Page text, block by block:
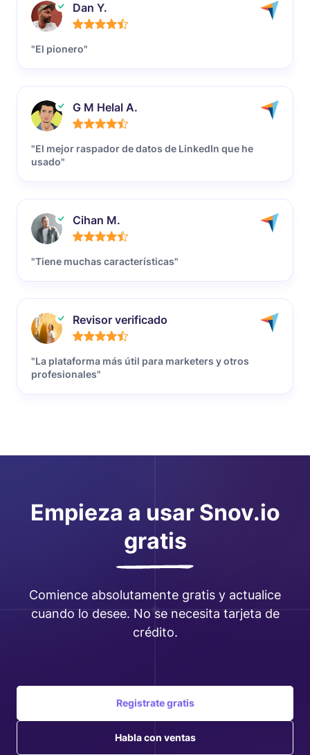
Dan Y.
"El pionero"
G M Helal A.
"El mejor raspador de datos de LinkedIn que he
usado"
Cihan M.
"Tiene muchas características"
Revisor verificado
"La plataforma más útil para marketers y otros
profesionales"
Empieza a usar Snov.io
gratis
Comience absolutamente gratis y actualice
cuando lo desee. No se necesita tarjeta de
crédito.
Registrate gratis
Habla con ventas